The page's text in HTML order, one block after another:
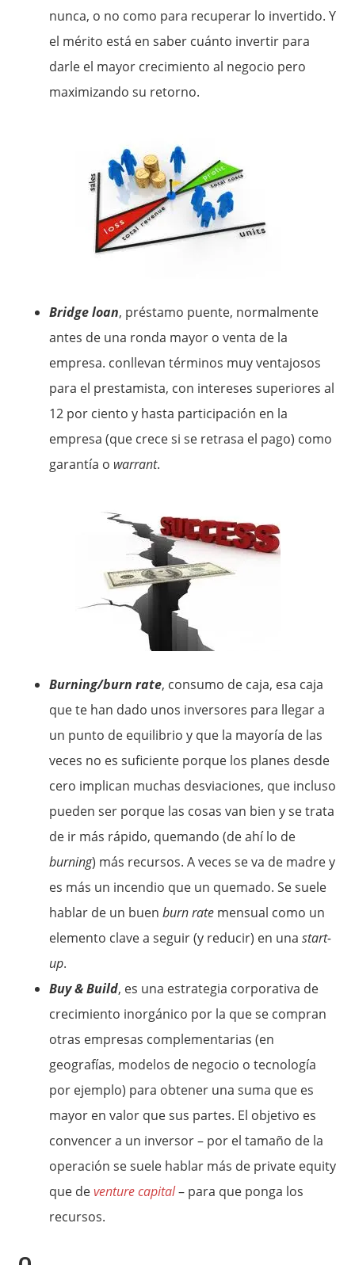
nunca, o no como para recuperar lo invertido. Y
el mérito está en saber cuánto invertir para
darle el mayor crecimiento al negocio pero
maximizando su retorno.
Bridge loan, préstamo puente, normalmente
antes de una ronda mayor o venta de la
empresa. conllevan términos muy ventajosos
para el prestamista, con intereses superiores al
12 por ciento y hasta participación en la
empresa (que crece si se retrasa el pago) como
garantía o warrant.
Burning/burn rate, consumo de caja, esa caja
que te han dado unos inversores para llegar a
un punto de equilibrio y que la mayoría de las
veces no es suficiente porque los planes desde
cero implican muchas desviaciones, que incluso
pueden ser porque las cosas van bien y se trata
de ir más rápido, quemando (de ahí lo de
burning) más recursos. A veces se va de madre y
es más un incendio que un quemado. Se suele
hablar de un buenburn rate mensual como un
elemento clave a seguir (y reducir) en unastart-
up.
Buy & Build, es una estrategia corporativa de
crecimiento inorgánico por la que se compran
otras empresas complementarias (en
geografías, modelos de negocio o tecnología
por ejemplo) para obtener una suma que es
mayor en valor que sus partes. El objetivo es
convencer a un inversor – por el tamaño de la
operación se suele hablar más de private equity
que deventure capital– para que ponga los
recursos.